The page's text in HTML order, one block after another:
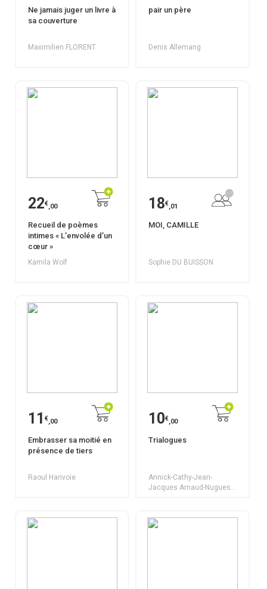
Ne jamais juger un livre à
sa couverture
Maximilien FLORENT
pair un père
Denis Allemang
22€,00
Recueil de poèmes
intimes « L’envolée d’un
cœur »
Kamila Wolf
18€,01
MOI, CAMILLE
Sophie DU BUISSON
11 €,00
Embrasser sa moitié en
présence de tiers
Raoul Harivoie
10€,00
Trialogues
Annick-Cathy-Jean-
Jacques Arnaud-Nugues-